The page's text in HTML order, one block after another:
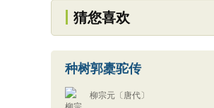
猜您喜欢
种树郭橐驼传
柳宗元 〔唐代〕